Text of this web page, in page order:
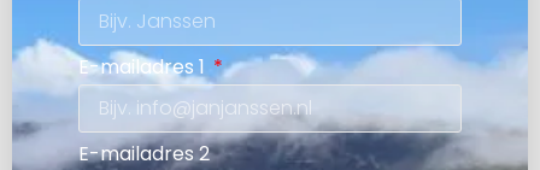
E-mailadres 1
E-mailadres 2